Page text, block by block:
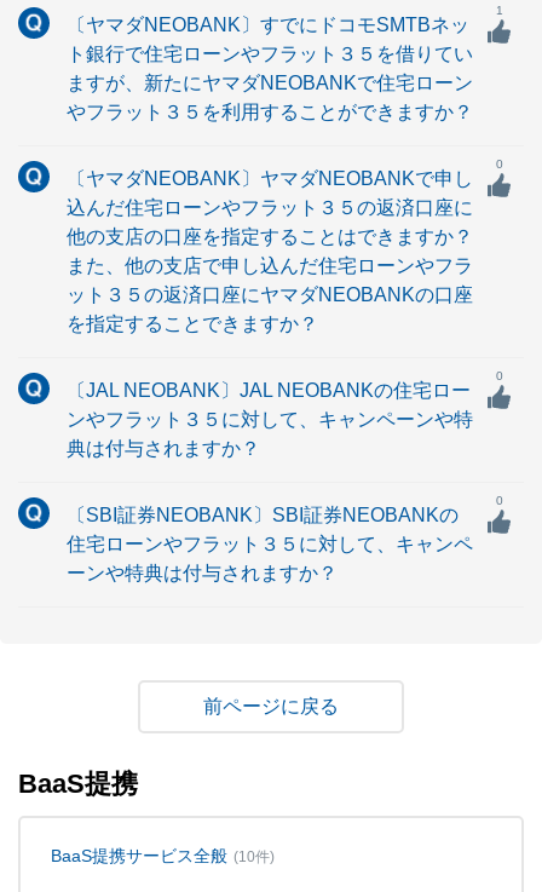
〔ヤマダNEOBANK〕すでにドコモSMTBネッ
ト銀行で住宅ローンやフラット３５を借りてい
ますが、新たにヤマダNEOBANKで住宅ローン
やフラット３５を利用することができますか？
1
〔ヤマダNEOBANK〕ヤマダNEOBANKで申し
込んだ住宅ローンやフラット３５の返済口座に
他の支店の口座を指定することはできますか？
また、他の支店で申し込んだ住宅ローンやフラ
ット３５の返済口座にヤマダNEOBANKの口座
を指定することできますか？
0
〔JAL NEOBANK〕JAL NEOBANKの住宅ロー
ンやフラット３５に対して、キャンペーンや特
典は付与されますか？
0
〔SBI証券NEOBANK〕SBI証券NEOBANKの
住宅ローンやフラット３５に対して、キャンペ
ーンや特典は付与されますか？
0
戻る
BaaS提携
BaaS提携サービス全般 (10件)